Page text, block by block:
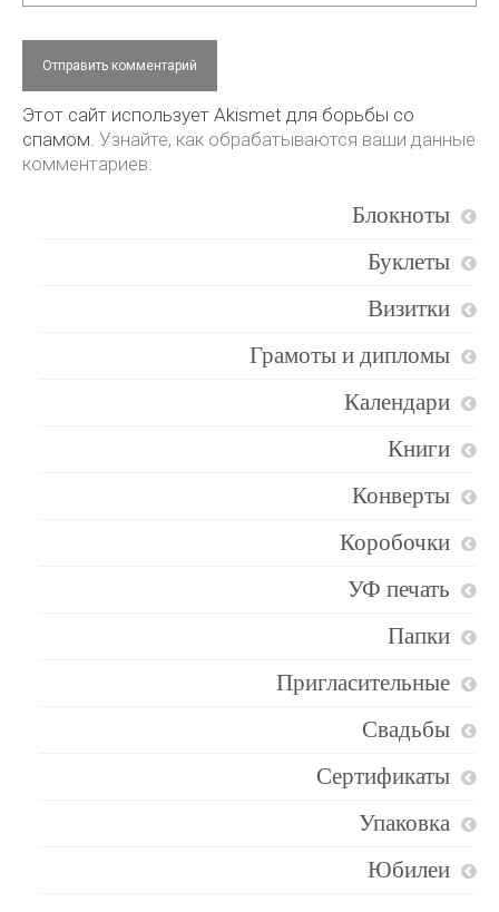
Этот сайт использует Akismet для борьбы со
спамом. Узнайте, как обрабатываются ваши данные
комментариев.
Блокноты
Буклеты
Визитки
Грамоты и дипломы
Календари
Книги
Конверты
Коробочки
УФ печать
Папки
Пригласительные
Свадьбы
Сертификаты
Упаковка
Юбилеи